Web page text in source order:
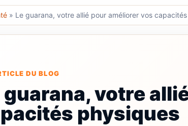
» Le guarana, votre allié pour améliorer vos
DU BLOG
guarana, votre
physiques